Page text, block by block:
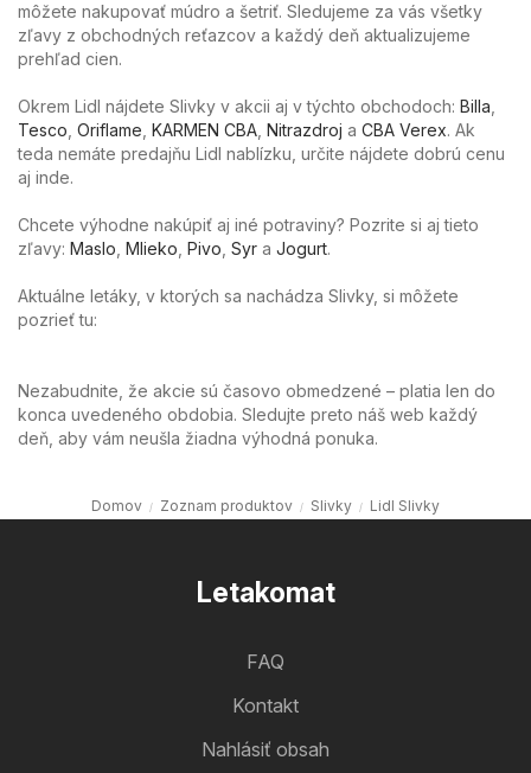
môžete nakupovať múdro a šetriť. Sledujeme za vás všetky
zľavy z obchodných reťazcov a každý deň aktualizujeme
prehľad cien.
Okrem Lidl nájdete Slivky v akcii aj v týchto obchodoch: Billa
Tesco Oriflame KARMEN CBA Nitrazdroj a CBA Verex. Ak
teda nemáte predajňu Lidl nablízku, určite nájdete dobrú cenu
aj inde.
Chcete výhodne nakúpiť aj iné potraviny? Pozrite si aj tieto
zľavy: Maslo Mlieko Pivo Syr a Jogurt.
Aktuálne letáky, v ktorých sa nachádza Slivky, si môžete
pozrieť tu:
Nezabudnite, že akcie sú časovo obmedzené – platia len do
konca uvedeného obdobia. Sledujte preto náš web každý
deň, aby vám neušla žiadna výhodná ponuka.
Domov Zoznam produktov Slivky Lidl Slivky
Letakomat
FAQ
Kontakt
Nahlásiť obsah